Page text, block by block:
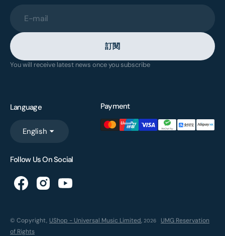
E-mail
訂閱
You will receive latest news once you subscribe
Language
English
Payment
Follow Us On Social
© Copyright, UShop - Universal Music Limited, 2026
UMG Reservation
of Rights